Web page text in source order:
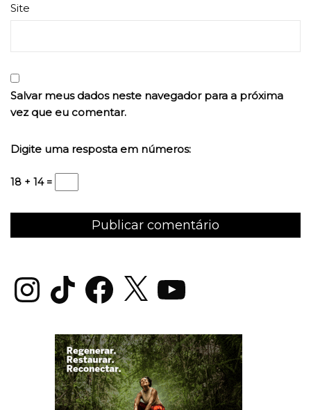
Site
Salvar meus dados neste navegador para a próxima
vez que eu comentar.
Digite uma resposta em números:
18 + 14 =
InstagramTikTok Facebook
X YouTube